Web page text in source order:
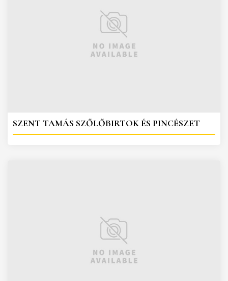
SZENT TAMÁS SZŐLŐBIRTOK ÉS PINCÉSZET